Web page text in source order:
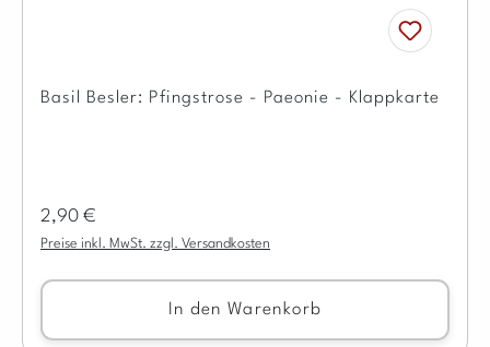
Basil Besler: Pfingstrose - Paeonie - Klappkarte
Regulärer Preis:
2,90 €
Preise inkl. MwSt. zzgl. Versandkosten
In den Warenkorb